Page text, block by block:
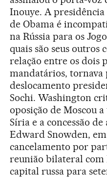
Inouye. A
de Obama é
na Rússia para os
quais são seus outros
relação entre os dois
mandatários, tornava
deslocamento
Sochi. Washington
oposição de Moscou
Síria e a concessão
Edward Snowden,
cancelamento por
reunião bilateral com
capital russa para